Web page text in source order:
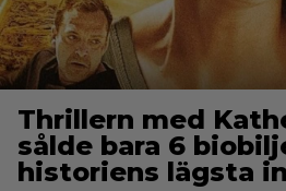
Thrillern med
sålde bara 6
historiens lägsta